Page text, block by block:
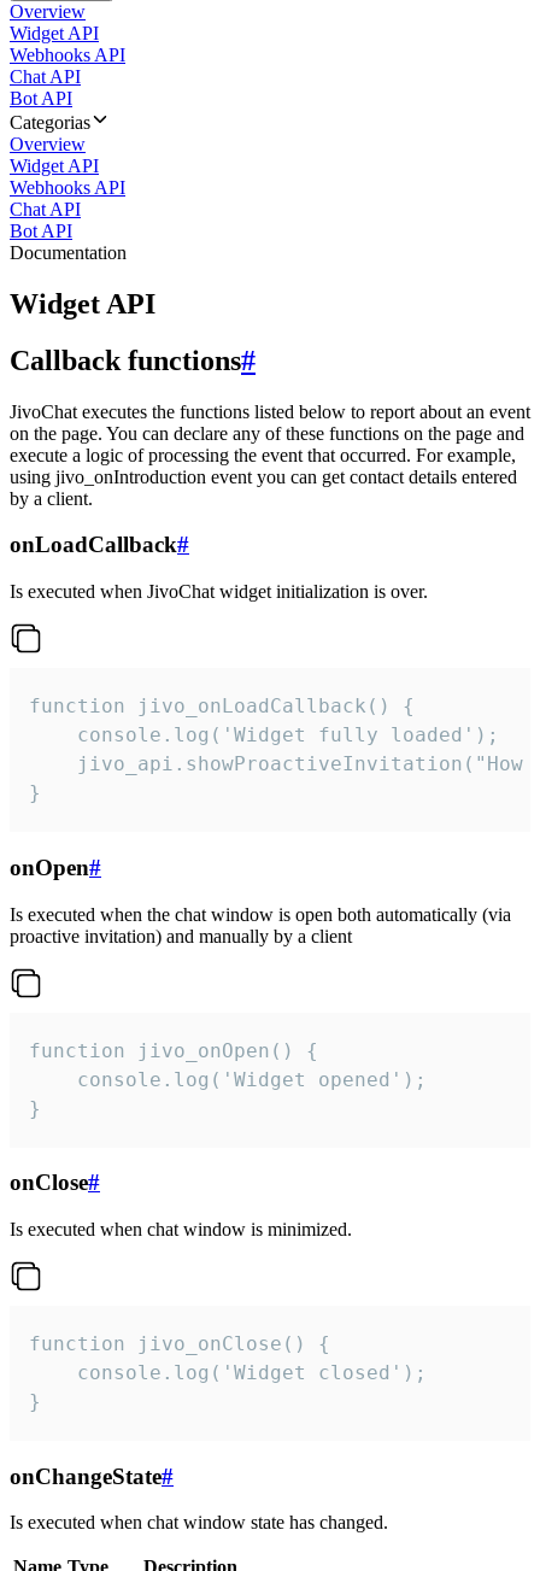
Overview
Widget API
Webhooks API
Chat API
Bot API
Categorias
Overview
Widget API
Webhooks API
Chat API
Bot API
Documentation
Widget API
Callback functions#
JivoChat executes the functions listed below to report about an event
on the page. You can declare any of these functions on the page and
execute a logic of processing the event that occurred. For example,
using jivo_onIntroduction event you can get contact details entered
by a client.
onLoadCallback#
Is executed when JivoChat widget initialization is over.
function jivo_onLoadCallback() {
    console.log('Widget fully loaded');
jivo_api.showProactiveInvitation("How
}
onOpen#
Is executed when the chat window is open both automatically (via
proactive invitation) and manually by a client
function jivo_onOpen() {
    console.log('Widget opened');
}
onClose#
Is executed when chat window is minimized.
function jivo_onClose() {
    console.log('Widget closed');
}
onChangeState#
Is executed when chat window state has changed.